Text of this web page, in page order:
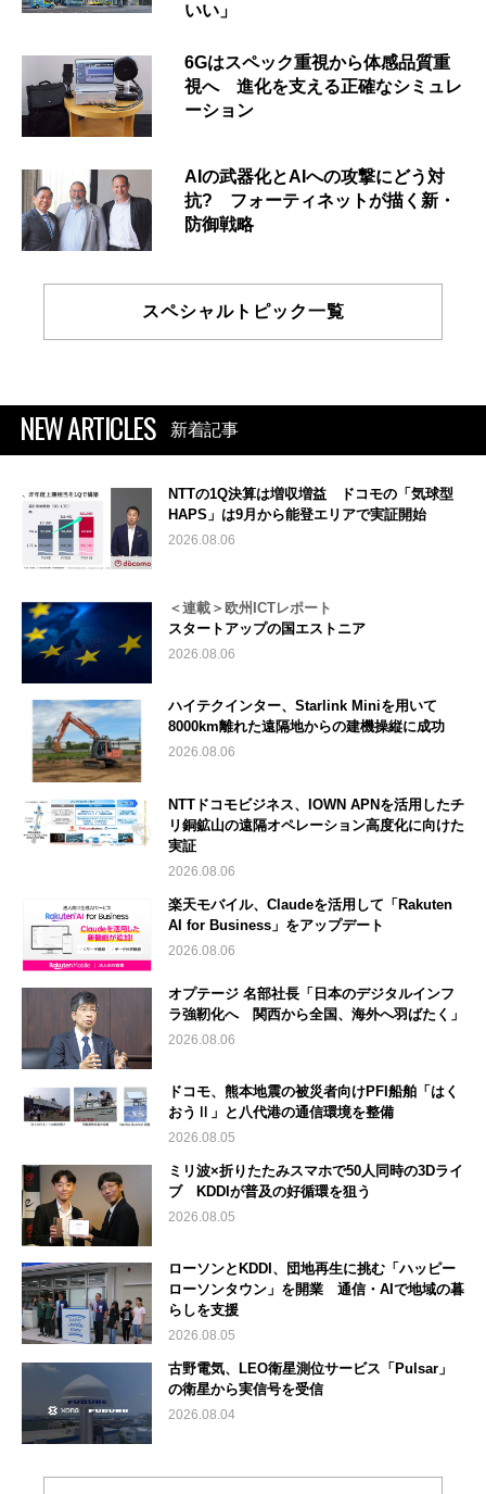
いい」
6Gはスペック重視から体感品質重
視へ 進化を支える正確なシミュレ
ーション
AIの武器化とAIへの攻撃にどう対
抗? フォーティネットが描く新・
防御戦略
スペシャルトピック一覧
NEW ARTICLES 新着記事
NTTの1Q決算は増収増益 ドコモの「気球型
HAPS」は9月から能登エリアで実証開始
2026.08.06
＜連載＞欧州ICTレポート
スタートアップの国エストニア
2026.08.06
ハイテクインター、Starlink Miniを用いて
8000km離れた遠隔地からの建機操縦に成功
2026.08.06
NTTドコモビジネス、IOWN APNを活用したチ
リ銅鉱山の遠隔オペレーション高度化に向けた
実証
2026.08.06
楽天モバイル、Claudeを活用して「Rakuten
AI for Business」をアップデート
2026.08.06
オプテージ 名部社長「日本のデジタルインフ
ラ強靭化へ 関西から全国、海外へ羽ばたく」
2026.08.06
ドコモ、熊本地震の被災者向けPFI船舶「はく
おうⅡ」と八代港の通信環境を整備
2026.08.05
ミリ波×折りたたみスマホで50人同時の3Dライ
ブ KDDIが普及の好循環を狙う
2026.08.05
ローソンとKDDI、団地再生に挑む「ハッピー
ローソンタウン」を開業 通信・AIで地域の暮
らしを支援
2026.08.05
古野電気、LEO衛星測位サービス「Pulsar」
の衛星から実信号を受信
2026.08.04